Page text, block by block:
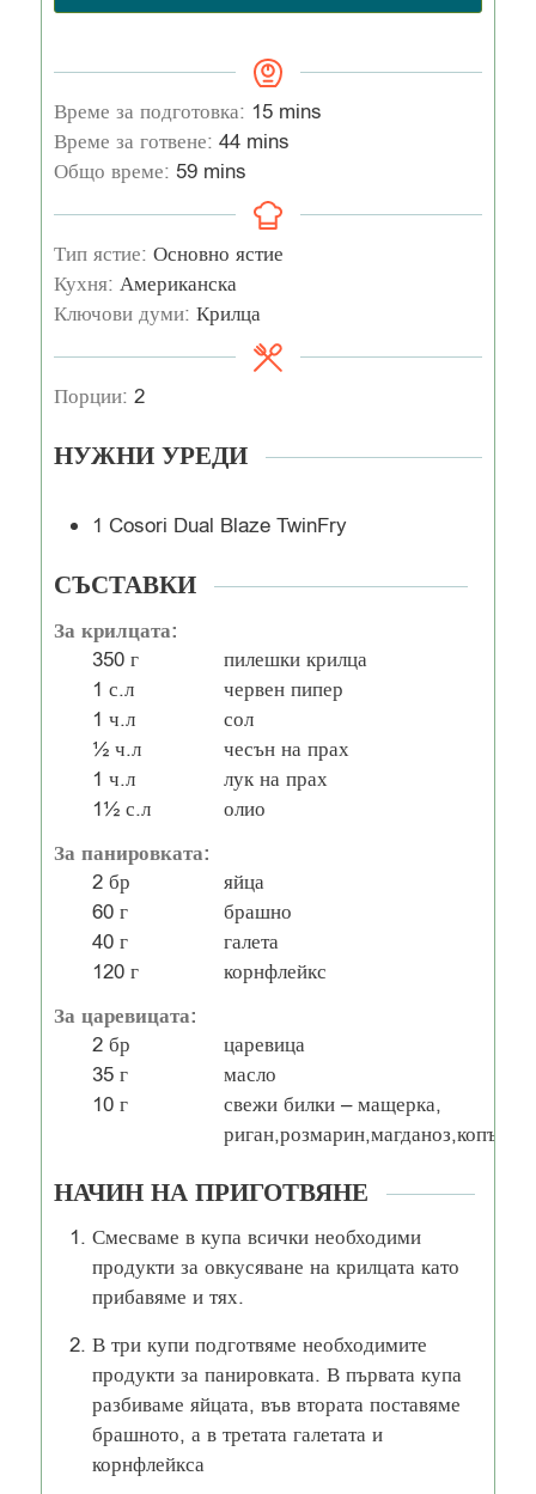
Време за подготовка: 15 mins
Време за готвене: 44 mins
Общо време: 59 mins
Тип ястие: Основно ястие
Кухня: Американска
Ключови думи: Крилца
Порции: 2
НУЖНИ УРЕДИ
1 Cosori Dual Blaze TwinFry
СЪСТАВКИ
За крилцата:
350 г
пилешки крилца
1 с.л
червен пипер
1 ч.л
сол
½ ч.л
чесън на прах
1 ч.л
лук на прах
1½ с.л олио
За панировката:
2 бр
яйца
60 г
брашно
40 г
галета
120 г корнфлейкс
За царевицата:
2 бр
царевица
35 г
масло
10 г
свежи билки – мащерка,
риган,розмарин,магданоз,копър
НАЧИН НА ПРИГОТВЯНЕ
Смесваме в купа всички необходими
продукти за овкусяване на крилцата като
прибавяме и тях.
В три купи подготвяме необходимите
продукти за панировката. В първата купа
разбиваме яйцата, във втората поставяме
брашното, а в третата галетата и
корнфлейкса